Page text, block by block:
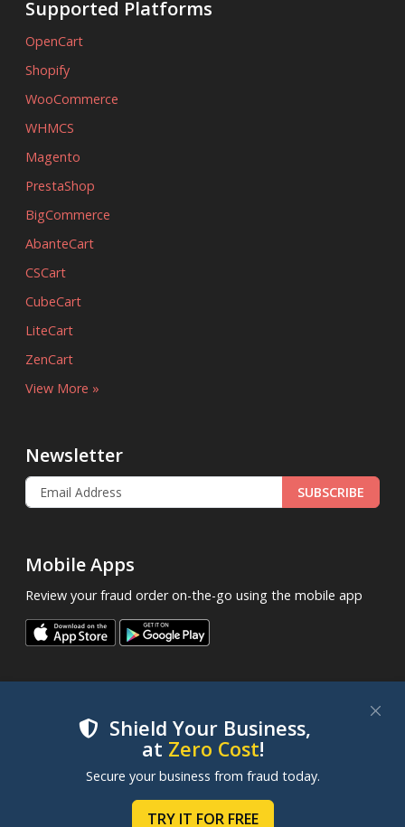
Shield Your Business,
at Zero Cost!
Secure your business from fraud today.
TRY IT FOR FREE
Supported Platforms
OpenCart
Shopify
WooCommerce
WHMCS
Magento
PrestaShop
BigCommerce
AbanteCart
CSCart
CubeCart
LiteCart
ZenCart
View More »
Newsletter
SUBSCRIBE
Mobile Apps
Review your fraud order on-the-go using the mobile app
Terms of Service |Privacy Policy| SLA| Cookie Notice
We use cookies to improve your experience on our
websites. By clicking "Accept Cookies", you consent to
our use of cookies. Learn more in ourCookie Policy